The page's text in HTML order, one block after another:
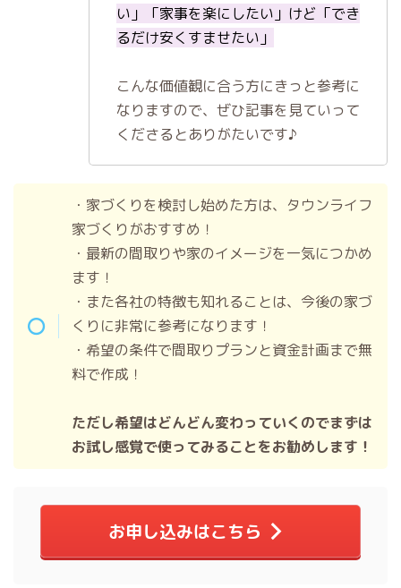
い」「家事を楽にしたい」けど「でき
るだけ安くすませたい」
こんな価値観に合う方にきっと参考に
なりますので、ぜひ記事を見ていって
くださるとありがたいです♪
・家づくりを検討し始めた方は、タウンライフ
家づくりがおすすめ！
・最新の間取りや家のイメージを一気につかめ
ます！
・また各社の特徴も知れることは、今後の家づ
くりに非常に参考になります！
・希望の条件で間取りプランと資金計画まで無
料で作成！
ただし希望はどんどん変わっていくのでまずは
お試し感覚で使ってみることをお勧めします！
お申し込みはこちら